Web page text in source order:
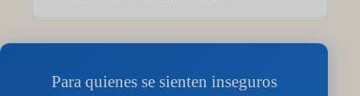
Para quienes se sienten inseguros